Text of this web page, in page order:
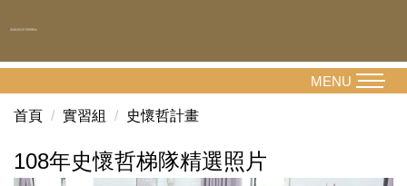
到
容
MENU
首頁 實習組 史懷哲計畫
108年史懷哲梯隊精選照片